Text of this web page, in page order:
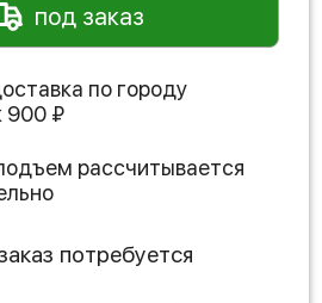
под заказ
по городу
900 ₽
рассчитывается
потребуется